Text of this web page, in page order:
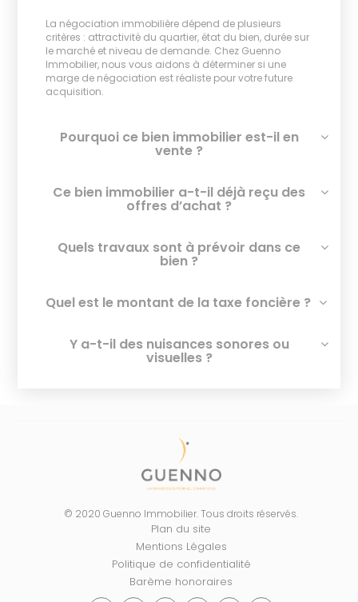
La négociation immobilière dépend de plusieurs
critères : attractivité du quartier, état du bien, durée sur
le marché et niveau de demande. Chez Guenno
Immobilier, nous vous aidons à déterminer si une
marge de négociation est réaliste pour votre future
acquisition.
Pourquoi ce bien immobilier est-il en
vente ?
Ce bien immobilier a-t-il déjà reçu des
offres d’achat ?
Quels travaux sont à prévoir dans ce
bien ?
Quel est le montant de la taxe foncière ?
Y a-t-il des nuisances sonores ou
visuelles ?
© 2020 Guenno Immobilier. Tous droits réservés.
Plan du site
Mentions Légales
Politique de confidentialité
Barème honoraires